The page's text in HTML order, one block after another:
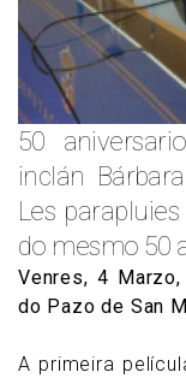
50
inclán
Les
do mesmo 50
Venres, 4
do Pazo de San
A primeira